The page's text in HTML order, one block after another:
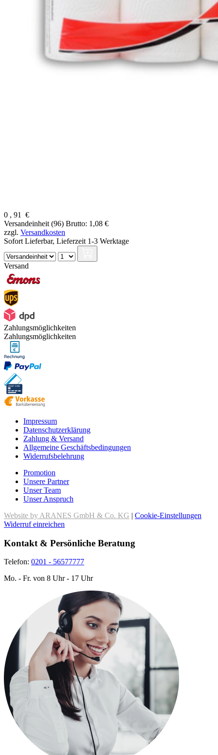
0 , 91
€
Versandeinheit (96) Brutto: 1,08 €
zzgl. Versandkosten
Sofort Lieferbar, Lieferzeit 1-3 Werktage
Versand
Zahlungsmöglichkeiten
Zahlungsmöglichkeiten
Impressum
Datenschutzerklärung
Zahlung & Versand
Allgemeine Geschäftsbedingungen
Widerrufsbelehrung
Promotion
Unsere Partner
Unser Team
Unser Anspruch
Website by ARANES GmbH & Co. KG | Cookie-Einstellungen
Widerruf einreichen
Kontakt & Persönliche Beratung
Telefon: 0201 - 56577777
Mo. - Fr. von 8 Uhr - 17 Uhr